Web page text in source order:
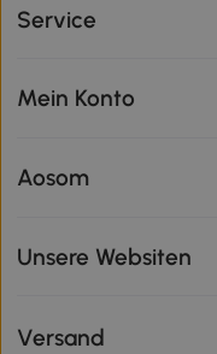
Service
Mein Konto
Aosom
Unsere Websiten
Versand